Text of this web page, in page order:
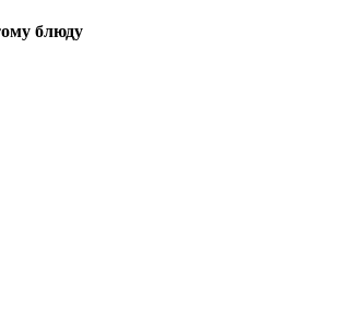
блюду